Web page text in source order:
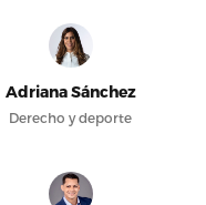
Adriana Sánchez
Derecho y deporte